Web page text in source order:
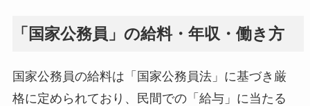
「国家公務員」の給料・年収・働き方
国家公務員の給料は「国家公務員法」に基づき厳
格に定められており、民間での「給与」に当たる